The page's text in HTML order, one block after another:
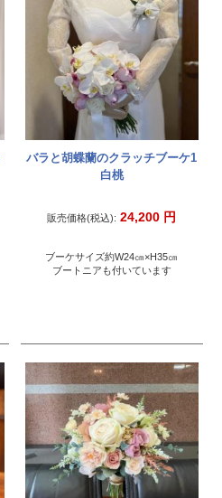
バラと胡蝶蘭のクラッチブーケ1
白桃
販売価格(税込): 24,200 円
ブーケサイズ約W24㎝×H35㎝
ブートニアも付いています